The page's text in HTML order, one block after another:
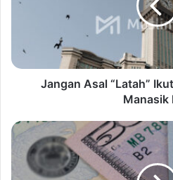
Jangan Asal “Latah”
Manasik